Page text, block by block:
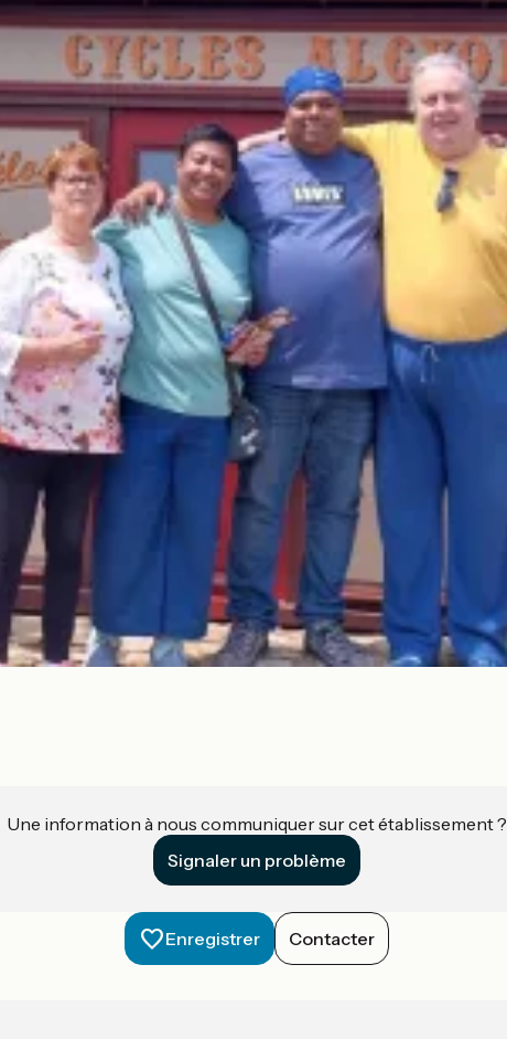
Une information à nous communiquer sur cet établissement ?
Signaler un problème
Enregistrer Contacter